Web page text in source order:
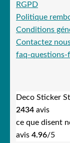
RGPD
Politique
Conditions
Contactez
faq-questions-
Deco Sticker
2434 avis
ce que disent
avis 4.96/5